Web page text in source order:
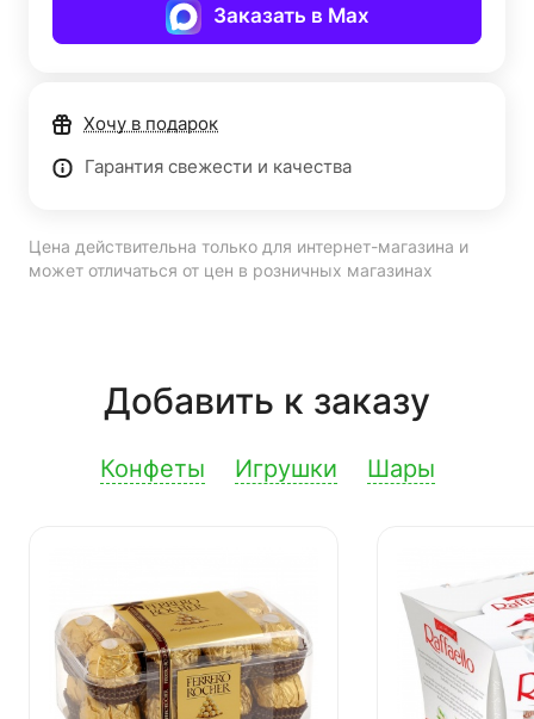
Заказать в Max
Хочу в подарок
Гарантия свежести и качества
Цена действительна только для интернет-магазина и
может отличаться от цен в розничных магазинах
Добавить к заказу
Конфеты Игрушки Шары